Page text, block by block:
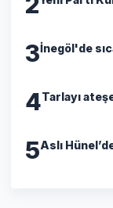
3İnegöl'de
4Tarlayı
5Aslı